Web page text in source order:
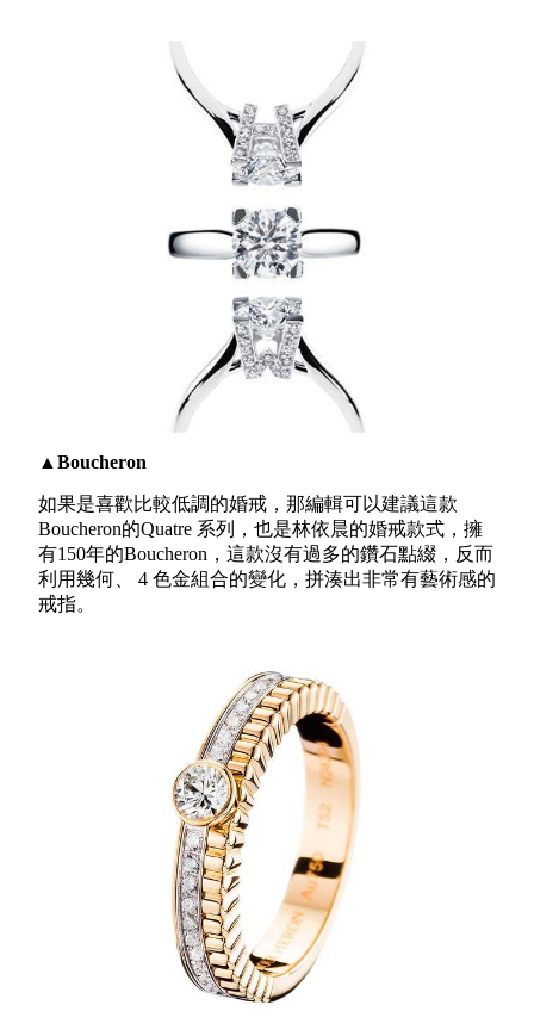
▲Boucheron
如果是喜歡比較低調的婚戒，那編輯可以建議這款
Boucheron的Quatre 系列，也是林依晨的婚戒款式，擁
有150年的Boucheron，這款沒有過多的鑽石點綴，反而
利用幾何、 4 色金組合的變化，拼湊出非常有藝術感的
戒指。